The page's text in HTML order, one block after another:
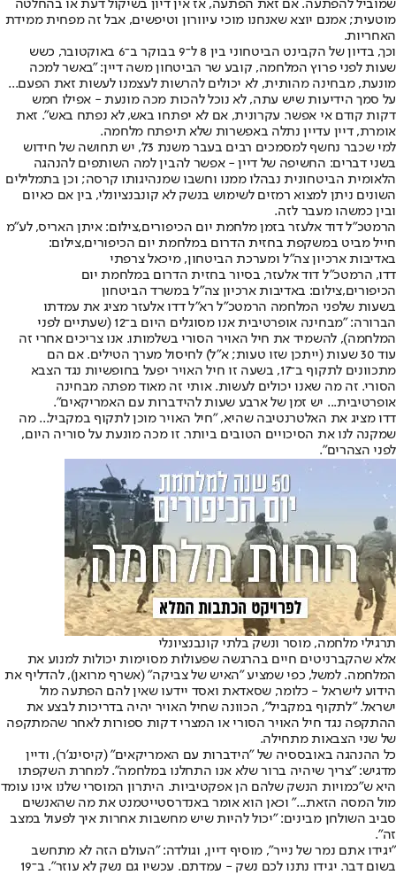
שמוביל להפתעה. אם זאת הפתעה, אז אין דיון בשיקול דעת או בהחלטה
מוטעית; אמנם יוצא שאנחנו מוכי עיוורון וטיפשים, אבל זה מפחית ממידת
האחריות.
וכך, בדיון של הקבינט הביטחוני בין 8 ל־9 בבוקר ב־6 באוקטובר, כשש
שעות לפני פרוץ המלחמה, קובע שר הביטחון משה דיין: "באשר למכה
מונעת, מבחינה מהותית, לא יכולים להרשות לעצמנו לעשות זאת הפעם...
על סמך הידיעות שיש עתה, לא נוכל להכות מכה מונעת - אפילו חמש
דקות קודם אי אפשר. עקרונית, אם לא יפתחו באש, לא נפתח באש". זאת
אומרת, דיין עדיין נתלה באפשרות שלא תיפתח מלחמה.
למי שכבר נחשף למסמכים רבים בעבר משנת 73', יש תחושה של חידוש
בשני דברים: החשיפה של דיין - אפשר להבין למה השותפים להנהגה
הלאומית הביטחונית נבהלו ממנו וחשבו שמנהיגותו קרסה; וכן בתמלילים
השונים ניתן למצוא רמזים לשימוש בנשק לא קונבנציונלי, בין אם כאיום
ובין כמשהו מעבר לזה.
הרמטכ"ל דוד אלעזר בזמן מלחמת יום הכיפורים,צילום: איתן האריס, לע"מ
חייל מביט במשקפת בחזית הדרום במלחמת יום הכיפורים,צילום:
באדיבות ארכיון צה"ל ומערכת הביטחון, מיכאל צרפתי
דדו, הרמטכ"ל דוד אלעזר, בסיור בחזית הדרום במלחמת יום
הכיפורים,צילום: באדיבות ארכיון צה"ל במשרד הביטחון
בשעות שלפני המלחמה הרמטכ"ל רא"ל דדו אלעזר מציג את עמדתו
הברורה: "מבחינה אופרטיבית אנו מסוגלים היום ב־12 (שעתיים לפני
המלחמה), להשמיד את חיל האויר הסורי בשלמותו. אנו צריכים אחרי זה
עוד 30 שעות (ייתכן שזו טעות; א"ל) לחיסול מערך הטילים. אם הם
מתכוונים לתקוף ב־17, בשעה זו חיל האויר יפעל בחופשיות נגד הצבא
הסורי. זה מה שאנו יכולים לעשות. אותי זה מאוד מפתה מבחינה
אופרטיבית... יש זמן של ארבע שעות להידברות עם האמריקאים".
דדו מציג את האלטרנטיבה שהיא, "חיל האויר מוכן לתקוף במקביל... מה
שמקנה לנו את הסיכויים הטובים ביותר. זו מכה מונעת על סוריה היום,
לפני הצהרים".
תרגילי מלחמה, מוסר ונשק בלתי קונבנציונלי
אלא שהקברניטים חיים בהרגשה שפעולות מסוימות יכולות למנוע את
המלחמה. למשל, כפי שמציע "האיש של צביקה" (אשרף מרואן), להדליף את
הידוע לישראל - כלומר, שסאדאת ואסד יידעו שאין להם הפתעה מול
ישראל. "לתקוף במקביל", הכוונה שחיל האויר יהיה בדריכות לבצע את
ההתקפה נגד חיל האויר הסורי או המצרי דקות ספורות לאחר שהמתקפה
של שני הצבאות מתחילה.
כל ההנהגה באובססיה של "הידברות עם האמריקאים" (קיסינג'ר), ודיין
מדגיש: "צריך שיהיה ברור שלא אנו התחלנו במלחמה". למחרת השקפתו
היא ש"כמויות הנשק שלהם הן אפקטיביות. היתרון המוסרי שלנו אינו עומד
מול המסה הזאת..." וכאן הוא אומר באנדרסטייטמנט את מה שהאנשים
סביב השולחן מבינים: "יכול להיות שיש מחשבות אחרות איך לפעול במצב
זה".
"יגידו אתם נמר של נייר", מוסיף דיין, וגולדה: "העולם הזה לא מתחשב
בשום דבר. יגידו נתנו לכם נשק - עמדתם. עכשיו גם נשק לא עוזר". ב־19